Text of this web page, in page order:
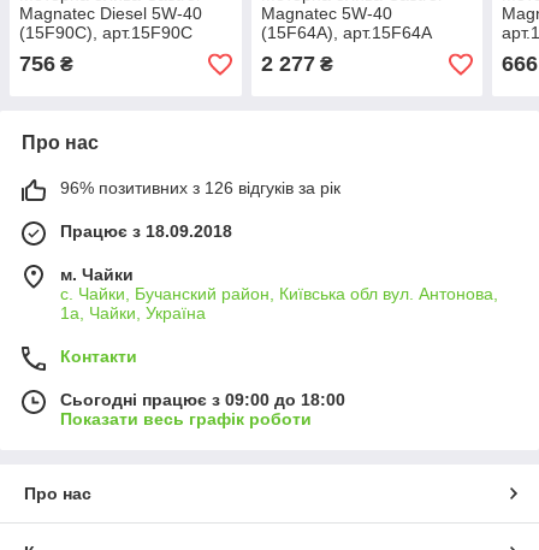
Magnatec Diesel 5W-40
(15F90C), арт.15F90C
756 ₴
Magnatec 5W-40
(15F64A), арт.15F64A
2 277₴ 666
Про нас
96% позитивних з 126 відгуків за рік
Працює з 18.09.2018
м. Чайки
с. Чайки, Бучанский район, Київська обл вул. Антонова,
1а, Чайки, Україна
Контакти
Сьогодні працює з 09:00 до 18:00
Показати весь графік роботи
Про нас